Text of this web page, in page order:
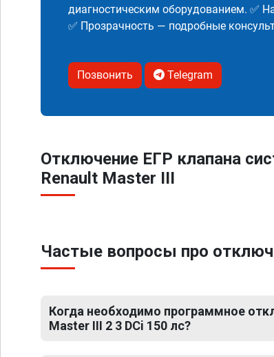
диагностическим оборудованием. ✅
✅ Прозрачность — подробные
Позвонить Telegram
Отключение ЕГР клапана
Renault Master III
Частые вопросы про
Когда необходимо программное
Master III 2 3 DCi 150 лс?